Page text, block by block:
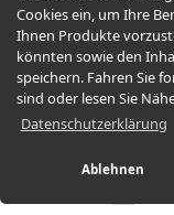
Cookies ein, um Ihre
Ihnen Produkte
könnten sowie den
speichern. Fahren Sie
sind oder lesen Sie
Datenschutzerklärung
Ablehnen
Vertrag
Metall-